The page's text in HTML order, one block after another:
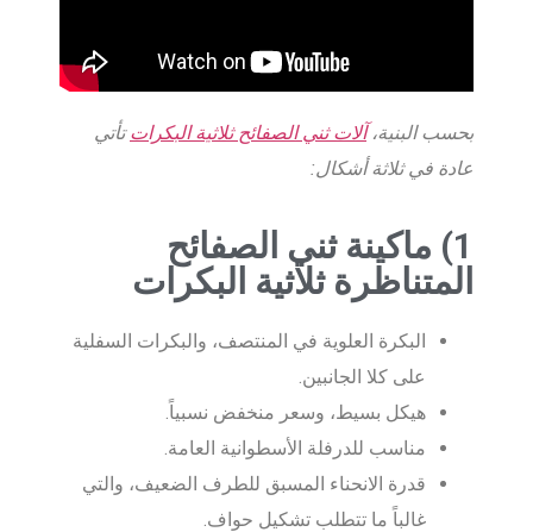
بحسب البنية،آلات ثني الصفائح ثلاثية البكراتتأتي
عادة في ثلاثة أشكال:
1) ماكينة ثني الصفائح
المتناظرة ثلاثية البكرات
البكرة العلوية في المنتصف، والبكرات السفلية
على كلا الجانبين.
هيكل بسيط، وسعر منخفض نسبياً.
مناسب للدرفلة الأسطوانية العامة.
قدرة الانحناء المسبق للطرف الضعيف، والتي
غالباً ما تتطلب تشكيل حواف.